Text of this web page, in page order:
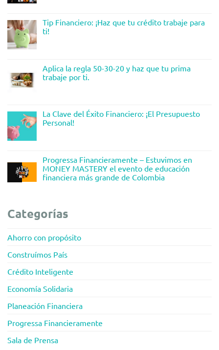
Tip Financiero: ¡Haz que tu crédito trabaje para
ti!
Aplica la regla 50-30-20 y haz que tu prima
trabaje por ti.
La Clave del Éxito Financiero: ¡El Presupuesto
Personal!
Progressa Financieramente – Estuvimos en
MONEY MASTERY el evento de educación
financiera más grande de Colombia
Categorías
Ahorro con propósito
Construímos País
Crédito Inteligente
Economía Solidaria
Planeación Financiera
Progressa Financieramente
Sala de Prensa